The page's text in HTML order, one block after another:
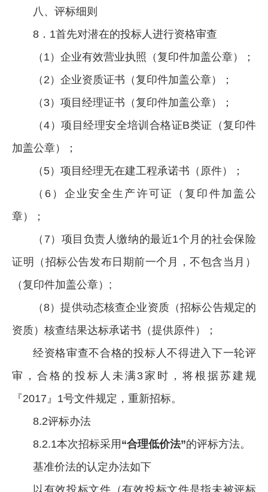
八、评标细则
8．1首先对潜在的投标人进行资格审查
（1）企业有效营业执照（复印件加盖公章）；
（2）企业资质证书（复印件加盖公章）；
（3）项目经理证书（复印件加盖公章）；
（4）项目经理安全培训合格证B类证（复印件
加盖公章）；
（5）项目经理无在建工程承诺书（原件）；
（6）企业安全生产许可证（复印件加盖公
章）；
（7）项目负责人缴纳的最近1个月的社会保险
证明（招标公告发布日期前一个月，不包含当月）
（复印件加盖公章）;
（8）提供动态核查企业资质（招标公告规定的
资质）核查结果达标承诺书（提供原件）；
经资格审查不合格的投标人不得进入下一轮评
审，合格的投标人未满3家时，将根据苏建规
『2017』1号文件规定，重新招标。
8.2评标办法
8.2.1本次招标采用 “合理低价法”的评标方法。
基准价法的认定办法如下
以有效投标文件（有效投标文件是指未被评标